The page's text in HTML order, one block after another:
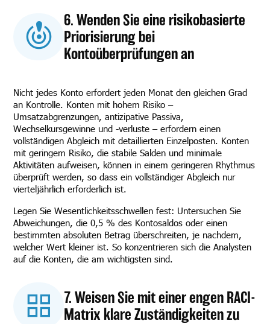
6. Wenden Sie eine risikobasierte
Priorisierung bei
Kontoüberprüfungen an
Nicht jedes Konto erfordert jeden Monat den gleichen Grad
an Kontrolle. Konten mit hohem Risiko –
Umsatzabgrenzungen, antizipative Passiva,
Wechselkursgewinne und -verluste – erfordern einen
vollständigen Abgleich mit detaillierten Einzelposten. Konten
mit geringem Risiko, die stabile Salden und minimale
Aktivitäten aufweisen, können in einem geringeren Rhythmus
überprüft werden, so dass ein vollständiger Abgleich nur
vierteljährlich erforderlich ist.
Legen Sie Wesentlichkeitsschwellen fest: Untersuchen Sie
Abweichungen, die 0,5 % des Kontosaldos oder einen
bestimmten absoluten Betrag überschreiten, je nachdem,
welcher Wert kleiner ist. So konzentrieren sich die Analysten
auf die Konten, die am wichtigsten sind.
7. Weisen Sie mit einer engen RACI-
Matrix klare Zuständigkeiten zu